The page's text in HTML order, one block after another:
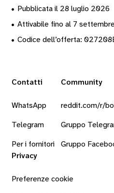
• Pubblicata il 28 luglio 2026
• Attivabile fino al 7
• Codice dell’offerta:
Contatti
WhatsApp
Telegram
Per i fornitori
Community
reddit.com/r/
Gruppo
Gruppo
Privacy
Preferenze cookie